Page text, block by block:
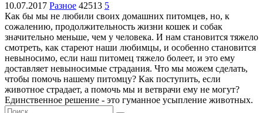
10.07.2017 Разное 42513 5
Как бы мы не любили своих домашних питомцев, но, к
сожалению, продолжительность жизни кошек и собак
значительно меньше, чем у человека. И нам становится тяжело
смотреть, как стареют наши любимцы, и особенно становится
невыносимо, если наш питомец тяжело болеет, и это ему
доставляет невыносимые страдания. Что мы можем сделать,
чтобы помочь нашему питомцу? Как поступить, если
животное страдает, а помочь мы и ветврачи ему не могут?
Единственное решение - это гуманное усыпление животных.